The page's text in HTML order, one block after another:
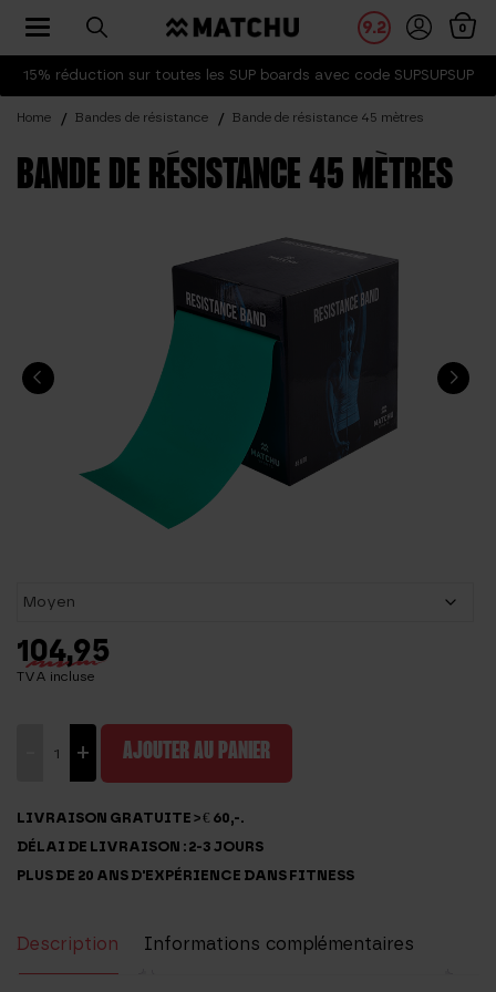
15% réduction sur toutes les SUP boards avec code SUPSUPSUP
9.2 0
Toggle navigation
Home Bandes de résistance Bande de résistance 45 mètres
BANDE DE RÉSISTANCE 45 MÈTRES
104,95
TVA incluse
de
résistance
+ AJOUTER AU PANIER
LIVRAISON GRATUITE > € 60,-.
DÉLAI DE LIVRAISON : 2-3 JOURS
PLUS DE 20 ANS D'EXPÉRIENCE DANS FITNESS
Description
Informations complémentaires